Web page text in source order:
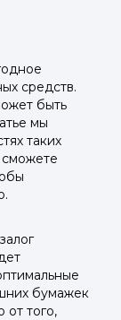
средств.
быть
мы
таких
бумажек
от того,